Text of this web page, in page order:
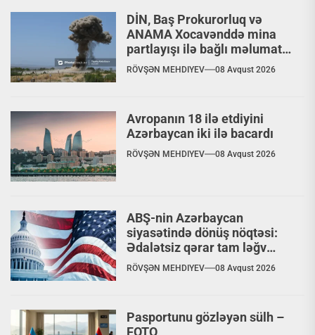
DİN, Baş Prokurorluq və
ANAMA Xocavənddə mina
partlayışı ilə bağlı məlumat
yaydılar
RÖVŞƏN MEHDIYEV 08 Avqust 2026
Avropanın 18 ilə etdiyini
Azərbaycan iki ilə bacardı
RÖVŞƏN MEHDIYEV 08 Avqust 2026
ABŞ-nin Azərbaycan
siyasətində dönüş nöqtəsi:
Ədalətsiz qərar tam ləğv
ediləcəkmi?
RÖVŞƏN MEHDIYEV 08 Avqust 2026
Pasportunu gözləyən sülh –
FOTO